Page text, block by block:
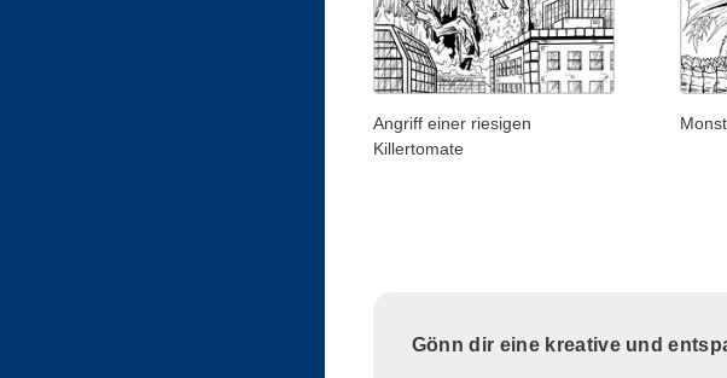
Angriff einer riesigen
Killertomate
Gönn dir eine kreative und